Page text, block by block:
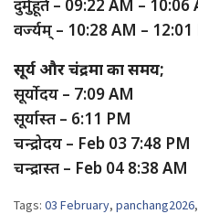
दुर्मुहूर्त – 09:22 AM –
वर्ज्यम् – 10:28 AM –
सूर्य और चंद्रमा का समय;
सूर्योदय – 7:09 AM
सूर्यास्त – 6:11 PM
चन्द्रोदय – Feb 03 7:48 PM
चन्द्रास्त – Feb 04 8:38 AM
Tags: 03 February, panchang2026,